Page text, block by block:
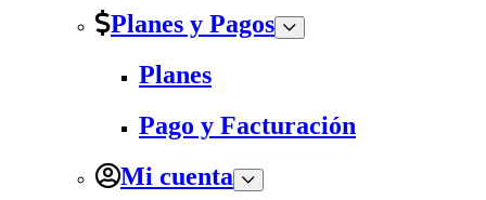
Planes y Pagos
Planes
Pago y Facturación
Mi cuenta